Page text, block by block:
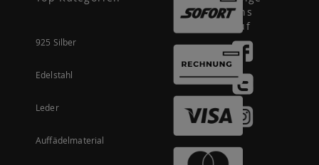
925 Silber
Edelstahl
Leder
Auffädelmaterial
uns
auf